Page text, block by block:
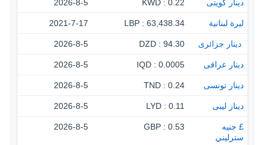
دينار كويتى 0.22 : KWD
2026-8-5
ليرة لبنانية 63,438.34 : LBP
2021-7-17
‏ دينار جزائرى 94.30 : DZD
2026-8-5
دينار عراقى 0.0005 : IQD
2026-8-5
دينار تونسى 0.24 : TND
2026-8-5
دينار ليبى 0.11 : LYD
2026-8-5
£ جنيه
سترليني
0.53 : GBP
2026-8-5